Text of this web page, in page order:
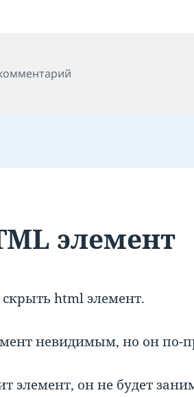
элемент
html элемент.
невидимым, но он по-
элемент, он не будет